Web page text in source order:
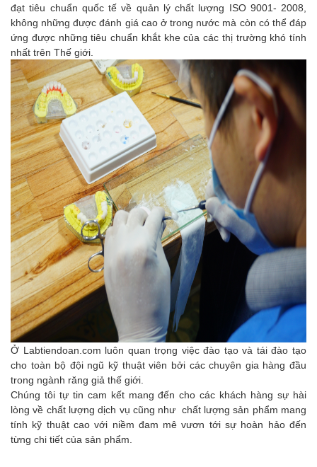
đạt tiêu chuẩn quốc tế về quản lý chất lượng ISO 9001- 2008,
không những được đánh giá cao ở trong nước mà còn có thể đáp
ứng được những tiêu chuẩn khắt khe của các thị trường khó tính
nhất trên Thế giới.
Ở L abtiendoan.com luôn quan trọng việc đào tạo và tái đào tạo
cho toàn bộ đội ngũ kỹ thuật viên bởi các chuyên gia hàng đầu
trong ngành răng giả thế giới.
Chúng tôi tự tin cam kết mang đến cho các khách hàng sự hài
lòng về chất lượng dịch vụ cũng như chất lượng sản phẩm mang
tính kỹ thuật cao với niềm đam mê vươn tới sự hoàn hảo đến
từng chi tiết của sản phẩm.